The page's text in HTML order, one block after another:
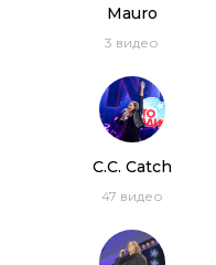
Mauro
3 видео
C.C. Catch
47 видео